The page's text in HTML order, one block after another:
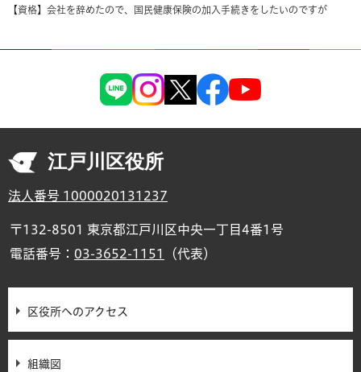
【資格】会社を辞めたので、国民健康保険の加入手続きをしたいのですが
江戸川区役所
法人番号 1000020131237
〒132-8501 東京都江戸川区中央一丁目4番1号
電話番号： 03-3652-1151 （代表）
区役所へのアクセス
組織図